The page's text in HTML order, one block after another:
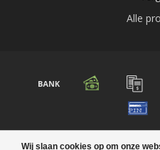
Wij slaan cookies op om onze
Alle
© Copyright